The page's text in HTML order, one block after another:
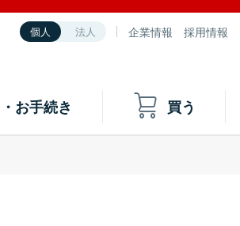
個人 法人 企業情報 採用情報
お手続き 買う